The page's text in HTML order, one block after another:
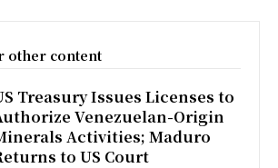
other content
Treasury Issues Licenses to
Venezuelan-Origin
Activities; Maduro
to US Court